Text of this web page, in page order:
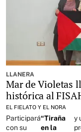
LLANERA
Mar de Violetas
histórica al
EL FIELATO Y EL NORA
Participará
con su
“Tiraña
en la
y